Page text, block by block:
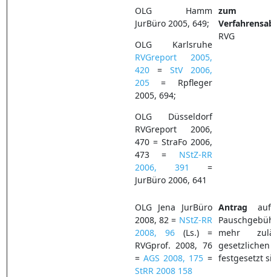
OLG Hamm
JurBüro 2005, 649;
OLG Karlsruhe
RVGreport 2005,
420= StV 2006,
205= Rpfleger
2005, 694;
OLG Düsseldorf
RVGreport 2006,
470 = StraFo 2006,
473 = NStZ-RR
2006, 391
=
JurBüro 2006, 641
zum
RVG
OLG Jena JurBüro
2008, 82 = NStZ-RR
2008, 96(Ls.) =
RVGprof. 2008, 76
= AGS 2008, 175 =
StRR 2008 158
Antrag auf
mehr
festgesetzt